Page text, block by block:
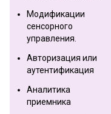
Модификации
сенсорного
управления.
Авторизация или
аутентификация
Аналитика
приемника